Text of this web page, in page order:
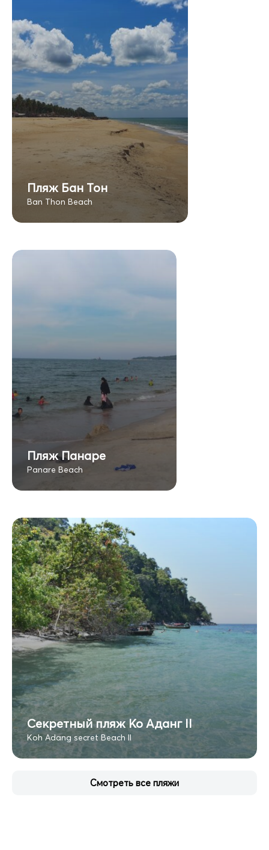
Пляж Бан Тон
Ban Thon Beach
Пляж Панаре
Panare Beach
Секретный пляж Ко Аданг II
Koh Adang secret Beach II
Смотреть все пляжи